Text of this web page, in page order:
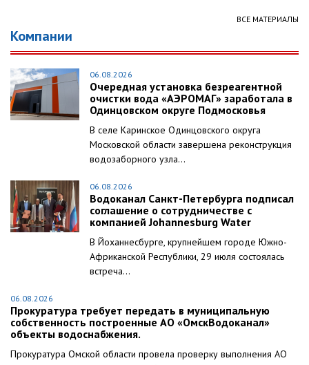
ВСЕ МАТЕРИАЛЫ
Компании
06.08.2026
Очередная установка безреагентной
очистки вода «АЭРОМАГ» заработала в
Одинцовском округе Подмосковья
В селе Каринское Одинцовского округа
Московской области завершена реконструкция
водозаборного узла...
06.08.2026
Водоканал Санкт-Петербурга подписал
соглашение о сотрудничестве с
компанией Johannesburg Water
В Йоханнесбурге, крупнейшем городе Южно-
Африканской Республики, 29 июля состоялась
встреча...
06.08.2026
Прокуратура требует передать в муниципальную
собственность построенные АО «ОмскВодоканал»
объекты водоснабжения.
Прокуратура Омской области провела проверку выполнения АО